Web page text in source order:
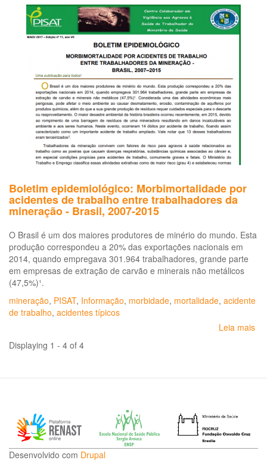
trabalhador
e
a
pandemia
de
19
Boletim epidemiológico: Morbimortalidade por
acidentes de trabalho entre trabalhadores da
mineração - Brasil, 2007-2015
O Brasil é um dos maiores produtores de minério do mundo. Esta
produção correspondeu a 20% das exportações nacionais em
2014, quando empregava 301.964 trabalhadores, grande parte
em empresas de extração de carvão e minerais não metálicos
(47,5%)¹.
mineração, PISAT, Informação, morbidade, mortalidade, acidente
de trabalho, acidentes típicos
Leia mais
por
da
Displaying 1 - 4 of 4
Desenvolvido com Drupal